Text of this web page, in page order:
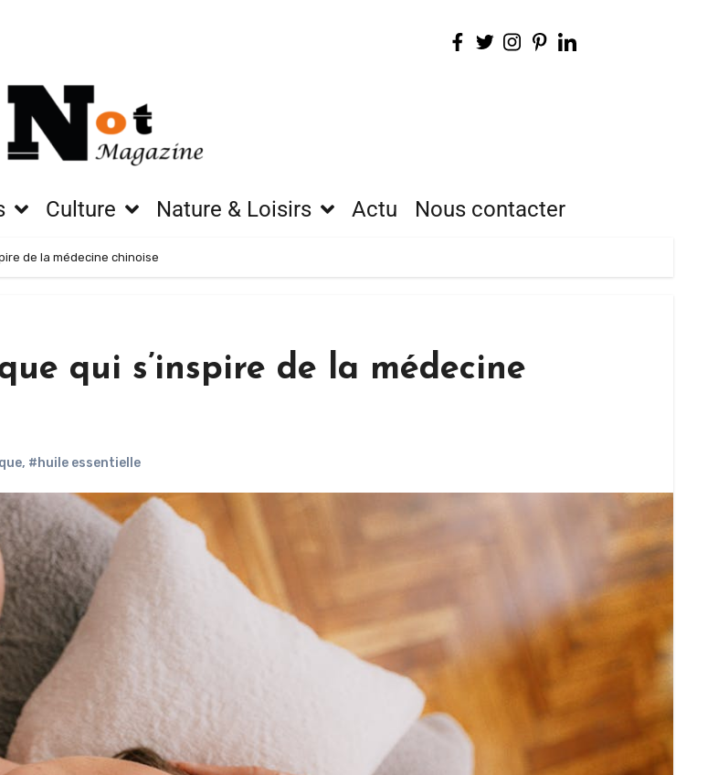
Culture Nature & Loisirs Actu Nous contacter
de la médecine chinoise
qui s’inspire de la médecine
, #huile essentielle